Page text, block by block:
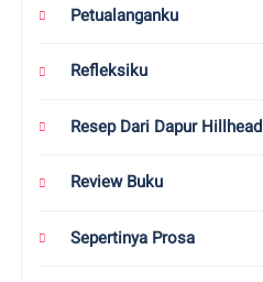
Petualanganku
Refleksiku
Resep Dari Dapur Hillhead
Review Buku
Sepertinya Prosa